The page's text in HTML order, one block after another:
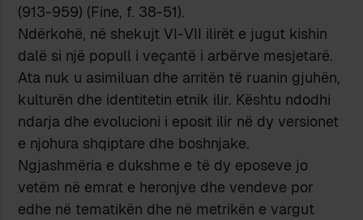
(913-959) (Fine, f. 38-51).
Ndërkohë, në shekujt VI-VII ilirët e jugut kishin
dalë si një popull i veçantë i arbërve mesjetarë.
Ata nuk u asimiluan dhe arritën të ruanin gjuhën,
kulturën dhe identitetin etnik ilir. Kështu ndodhi
ndarja dhe evolucioni i eposit ilir në dy versionet
e njohura shqiptare dhe boshnjake.
Ngjashmëria e dukshme e të dy eposeve jo
vetëm në emrat e heronjve dhe vendeve por
edhe në tematikën dhe në metrikën e vargut